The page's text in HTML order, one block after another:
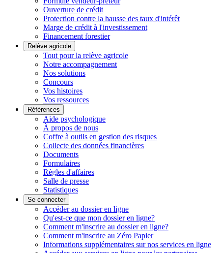
Ouverture de crédit
Protection contre la hausse des taux d'intérêt
Marge de crédit à l'investissement
Financement forestier
Relève agricole
Tout pour la relève agricole
Notre accompagnement
Nos solutions
Concours
Vos histoires
Vos ressources
Références
Aide psychologique
À propos de nous
Coffre à outils en gestion des risques
Collecte des données financières
Documents
Formulaires
Règles d'affaires
Salle de presse
Statistiques
Se connecter
Accéder au dossier en ligne
Qu'est-ce que mon dossier en ligne?
Comment m'inscrire au dossier en ligne?
Comment m'inscrire au Zéro Papier
Informations supplémentaires sur nos services en ligne